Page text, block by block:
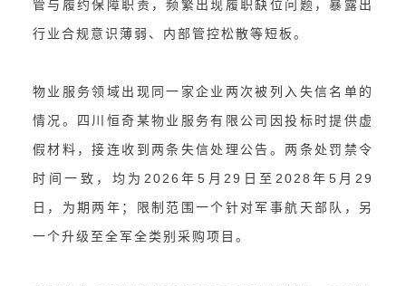
管与履约保障职责，频繁出现履职缺位问题，暴露出
行业合规意识薄弱、内部管控松散等短板。
物业服务领域出现同一家企业两次被列入失信名单的
情况。四川恒奇某物业服务有限公司因投标时提供虚
假材料，接连收到两条失信处理公告。两条处罚禁令
时间一致，均为2026年5月29日至2028年5月29
日，为期两年；限制范围一个针对军事航天部队，另
一个升级至全军全类别采购项目。